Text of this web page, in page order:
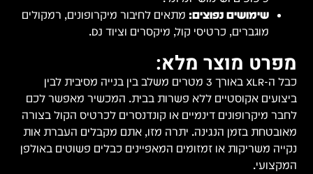
שימושים נפוצים: מתאים לחיבור מיקרופונים, רמקולים
מוגברים, כרטיסי קול, מיקסרים וציוד DJ.
מפרט מוצר מלא:
כבל ה-XLR באורך 3 מטרים משלב בין בנייה מסיבית לבין
ביצועים אקוסטיים ללא פשרות בבית. המכשיר מאפשר לכם
לחבר מיקרופונים דינמיים או קונדנסרים לכרטיס הקול בצורה
מאובטחת בזמן הנגינה. יתרה מזו, אתם מקבלים העברת אות
נקייה משריקות או זמזומים המאפיינים כבלים פשוטים באולפן
המקצועי.